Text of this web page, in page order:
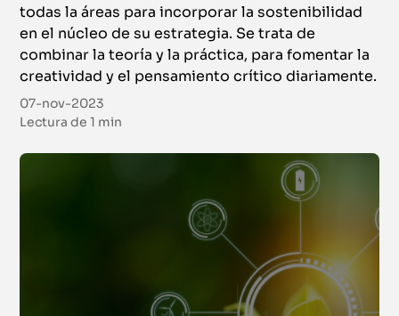
todas la áreas para incorporar la sostenibilidad
en el núcleo de su estrategia. Se trata de
combinar la teoría y la práctica, para fomentar la
creatividad y el pensamiento crítico diariamente.
07-nov-2023
Lectura de1 min